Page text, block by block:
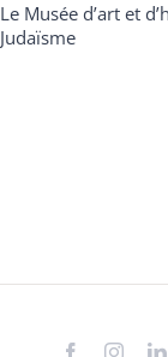
Le Musée d’art et
Judaïsme
Facebook